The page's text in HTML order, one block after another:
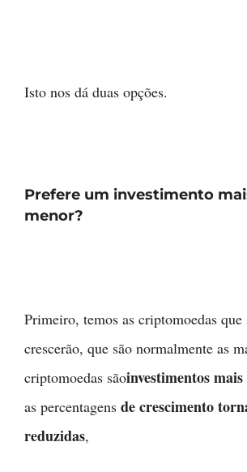
Isto nos dá duas opções.
Prefere um investimento
menor?
Primeiro, temos as criptomoedas que
crescerão, que são normalmente as
criptomoedas sãoinvestimentos mais
as percentagens de crescimento
reduzidas,